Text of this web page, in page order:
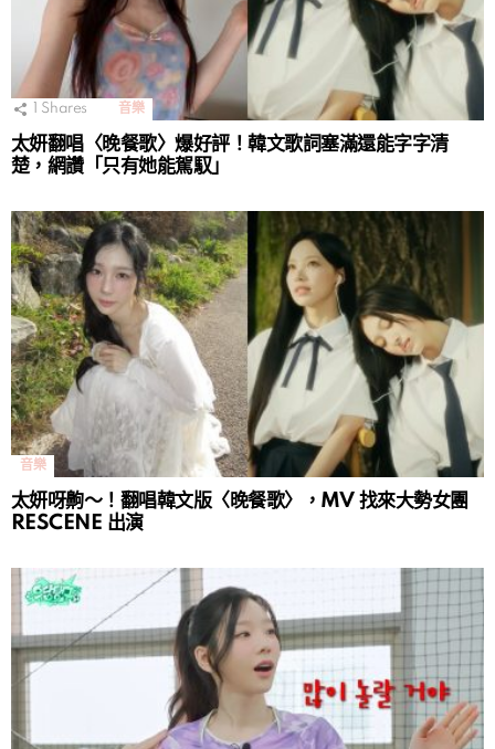
Shares 音樂
太妍翻唱〈晚餐歌〉爆好評！韓文歌詞塞滿還能字字清
楚，網讚「只有她能駕馭」
音樂
太妍呀齁～！翻唱韓文版〈晚餐歌〉，MV 找來大勢女團
RESCENE 出演